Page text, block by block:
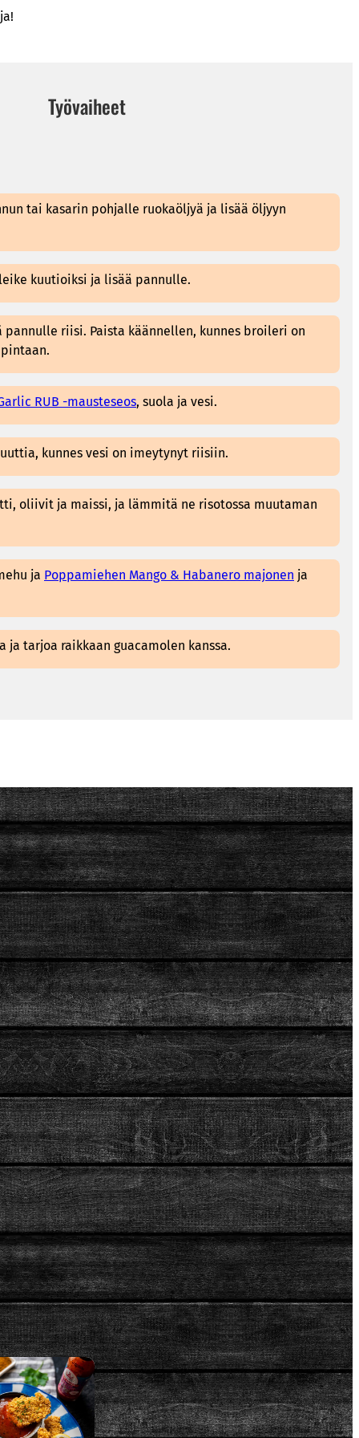
Työvaiheet
tai kasarin pohjalle ruokaöljyä ja lisää öljyyn
kuutioiksi ja lisää pannulle.
pannulle riisi. Paista käännellen, kunnes broileri on
RUB -mausteseos, suola ja vesi.
kunnes vesi on imeytynyt riisiin.
oliivit ja maissi, ja lämmitä ne risotossa muutaman
ja Poppamiehen Mango & Habanero majonen ja
tarjoa raikkaan guacamolen kanssa.